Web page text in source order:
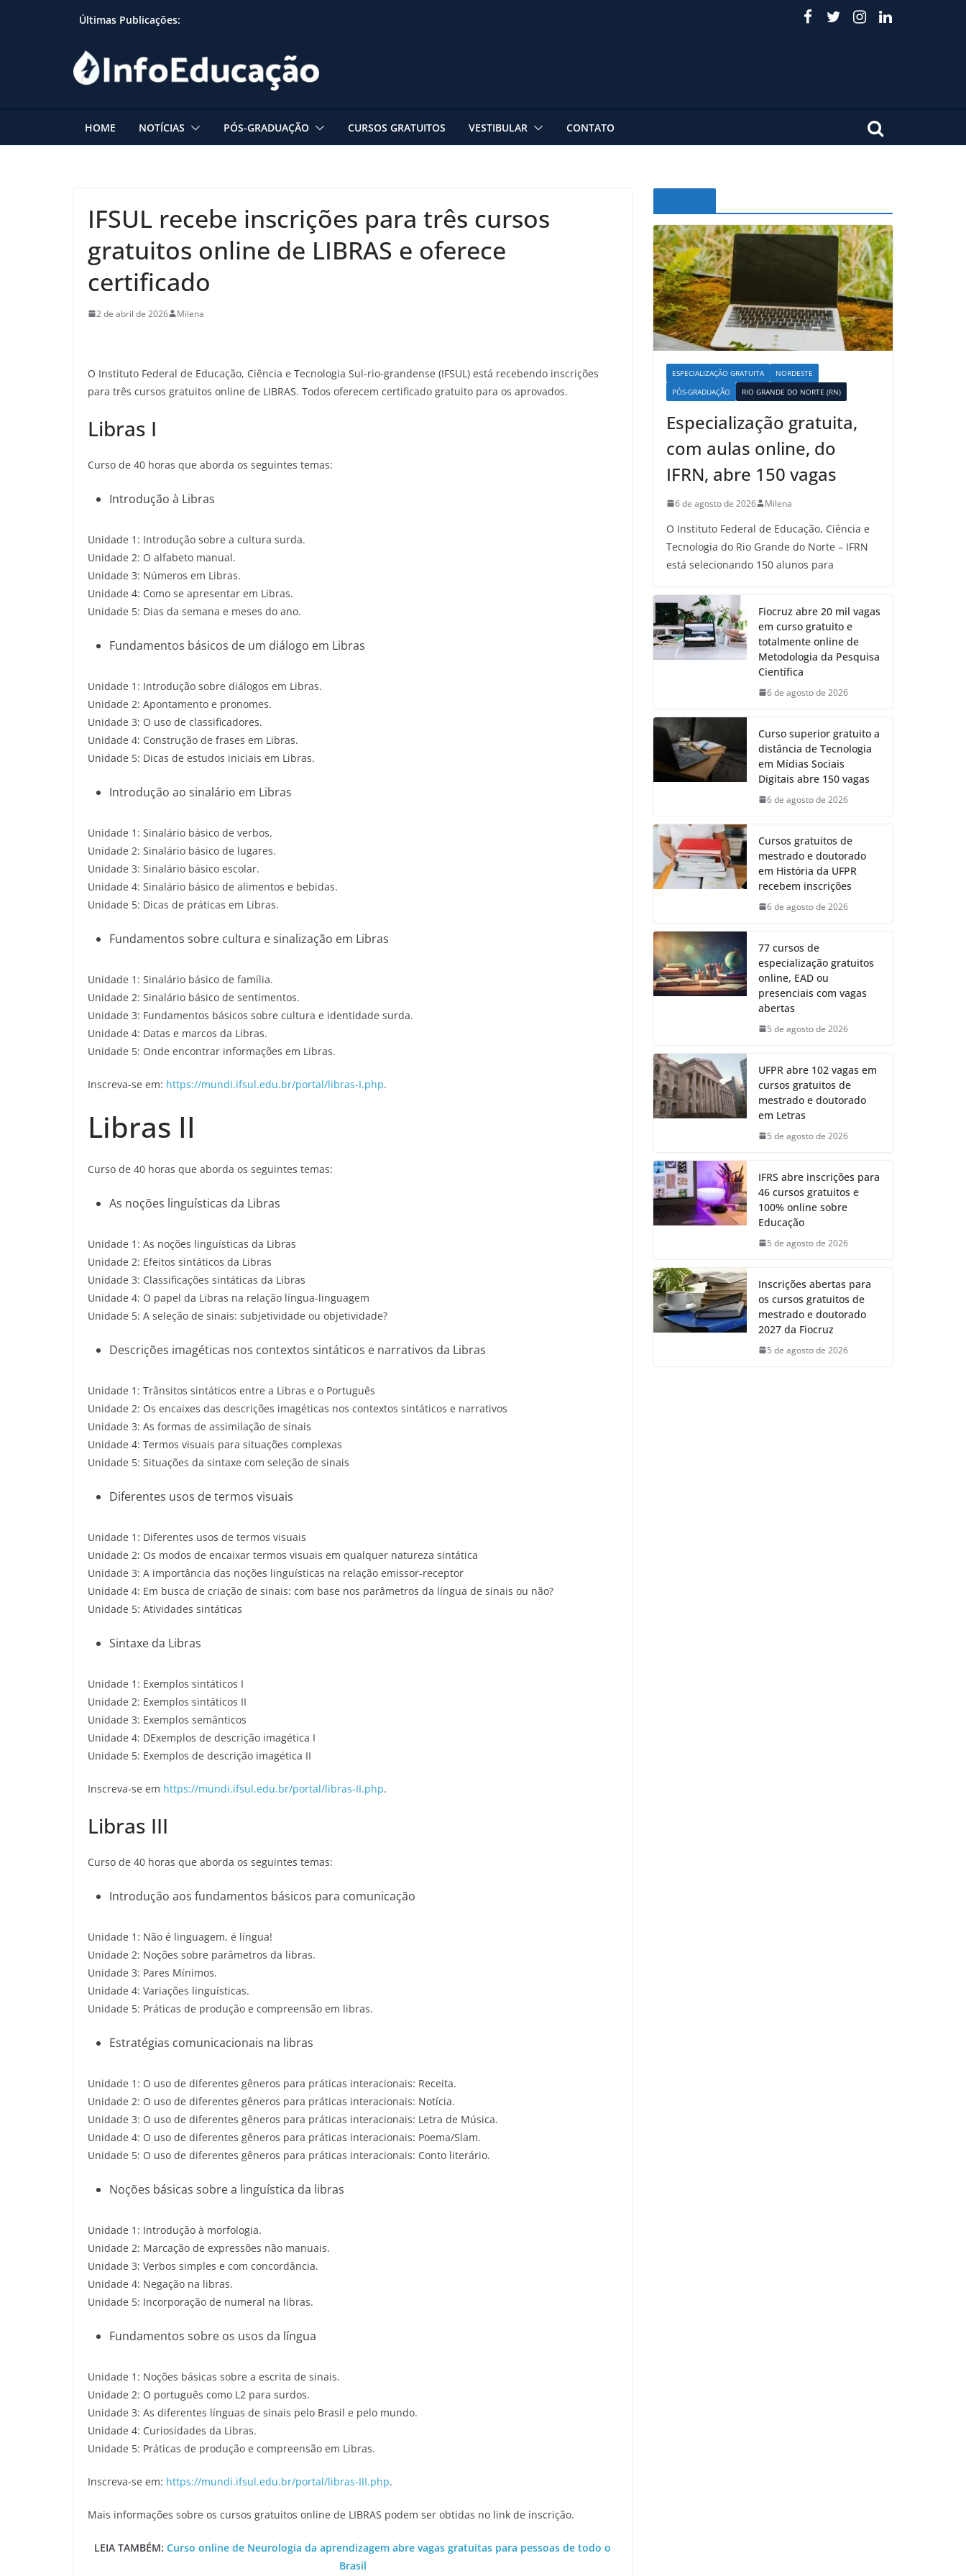
Últimas Publicações:
HOME NOTÍCIAS PÓS-GRADUAÇÃO CURSOS GRATUITOS VESTIBULAR CONTATO
IFSUL recebe inscrições para três cursos
gratuitos online de LIBRAS e oferece
certificado
2 de abril de 2026 Milena
O Instituto Federal de Educação, Ciência e Tecnologia Sul-rio-grandense (IFSUL) está recebendo inscrições
para três cursos gratuitos online de LIBRAS. Todos oferecem certificado gratuito para os aprovados.
Libras I
Curso de 40 horas que aborda os seguintes temas:
Introdução à Libras
Unidade 1: Introdução sobre a cultura surda.
Unidade 2: O alfabeto manual.
Unidade 3: Números em Libras.
Unidade 4: Como se apresentar em Libras.
Unidade 5: Dias da semana e meses do ano.
Fundamentos básicos de um diálogo em Libras
Unidade 1: Introdução sobre diálogos em Libras.
Unidade 2: Apontamento e pronomes.
Unidade 3: O uso de classificadores.
Unidade 4: Construção de frases em Libras.
Unidade 5: Dicas de estudos iniciais em Libras.
Introdução ao sinalário em Libras
Unidade 1: Sinalário básico de verbos.
Unidade 2: Sinalário básico de lugares.
Unidade 3: Sinalário básico escolar.
Unidade 4: Sinalário básico de alimentos e bebidas.
Unidade 5: Dicas de práticas em Libras.
Fundamentos sobre cultura e sinalização em Libras
Unidade 1: Sinalário básico de família.
Unidade 2: Sinalário básico de sentimentos.
Unidade 3: Fundamentos básicos sobre cultura e identidade surda.
Unidade 4: Datas e marcos da Libras.
Unidade 5: Onde encontrar informações em Libras.
Inscreva-se em: https://mundi.ifsul.edu.br/portal/libras-I.php.
Libras II
Curso de 40 horas que aborda os seguintes temas:
As noções linguísticas da Libras
Unidade 1: As noções linguísticas da Libras
Unidade 2: Efeitos sintáticos da Libras
Unidade 3: Classificações sintáticas da Libras
Unidade 4: O papel da Libras na relação língua-linguagem
Unidade 5: A seleção de sinais: subjetividade ou objetividade?
Descrições imagéticas nos contextos sintáticos e narrativos da Libras
Unidade 1: Trânsitos sintáticos entre a Libras e o Português
Unidade 2: Os encaixes das descrições imagéticas nos contextos sintáticos e narrativos
Unidade 3: As formas de assimilação de sinais
Unidade 4: Termos visuais para situações complexas
Unidade 5: Situações da sintaxe com seleção de sinais
Diferentes usos de termos visuais
Unidade 1: Diferentes usos de termos visuais
Unidade 2: Os modos de encaixar termos visuais em qualquer natureza sintática
Unidade 3: A importância das noções linguísticas na relação emissor-receptor
Unidade 4: Em busca de criação de sinais: com base nos parâmetros da língua de sinais ou não?
Unidade 5: Atividades sintáticas
Sintaxe da Libras
Unidade 1: Exemplos sintáticos I
Unidade 2: Exemplos sintáticos II
Unidade 3: Exemplos semânticos
Unidade 4: DExemplos de descrição imagética I
Unidade 5: Exemplos de descrição imagética II
Inscreva-se em https://mundi.ifsul.edu.br/portal/libras-II.php.
Libras III
Curso de 40 horas que aborda os seguintes temas:
Introdução aos fundamentos básicos para comunicação
Unidade 1: Não é linguagem, é língua!
Unidade 2: Noções sobre parâmetros da libras.
Unidade 3: Pares Mínimos.
Unidade 4: Variações linguísticas.
Unidade 5: Práticas de produção e compreensão em libras.
Estratégias comunicacionais na libras
Unidade 1: O uso de diferentes gêneros para práticas interacionais: Receita.
Unidade 2: O uso de diferentes gêneros para práticas interacionais: Notícia.
Unidade 3: O uso de diferentes gêneros para práticas interacionais: Letra de Música.
Unidade 4: O uso de diferentes gêneros para práticas interacionais: Poema/Slam.
Unidade 5: O uso de diferentes gêneros para práticas interacionais: Conto literário.
Noções básicas sobre a linguística da libras
Unidade 1: Introdução à morfologia.
Unidade 2: Marcação de expressões não manuais.
Unidade 3: Verbos simples e com concordância.
Unidade 4: Negação na libras.
Unidade 5: Incorporação de numeral na libras.
Fundamentos sobre os usos da língua
Unidade 1: Noções básicas sobre a escrita de sinais.
Unidade 2: O português como L2 para surdos.
Unidade 3: As diferentes línguas de sinais pelo Brasil e pelo mundo.
Unidade 4: Curiosidades da Libras.
Unidade 5: Práticas de produção e compreensão em Libras.
Inscreva-se em: https://mundi.ifsul.edu.br/portal/libras-III.php.
Mais informações sobre os cursos gratuitos online de LIBRAS podem ser obtidas no link de inscrição.
LEIA TAMBÉM: Curso online de Neurologia da aprendizagem abre vagas gratuitas para pessoas de todo o
Brasil
ESPECIALIZAÇÃO GRATUITA
NORDESTE
PÓS-GRADUAÇÃO
RIO GRANDE DO NORTE (RN)
Especialização gratuita,
com aulas online, do
IFRN, abre 150 vagas
6 de agosto de 2026 Milena
O Instituto Federal de Educação, Ciência e
Tecnologia do Rio Grande do Norte – IFRN
está selecionando 150 alunos para
Fiocruz abre 20 mil vagas
em curso gratuito e
totalmente online de
Metodologia da Pesquisa
Científica
6 de agosto de 2026
Curso superior gratuito a
distância de Tecnologia
em Mídias Sociais
Digitais abre 150 vagas
6 de agosto de 2026
Cursos gratuitos de
mestrado e doutorado
em História da UFPR
recebem inscrições
6 de agosto de 2026
77 cursos de
especialização gratuitos
online, EAD ou
presenciais com vagas
abertas
5 de agosto de 2026
UFPR abre 102 vagas em
cursos gratuitos de
mestrado e doutorado
em Letras
5 de agosto de 2026
IFRS abre inscrições para
46 cursos gratuitos e
100% online sobre
Educação
5 de agosto de 2026
Inscrições abertas para
os cursos gratuitos de
mestrado e doutorado
2027 da Fiocruz
5 de agosto de 2026